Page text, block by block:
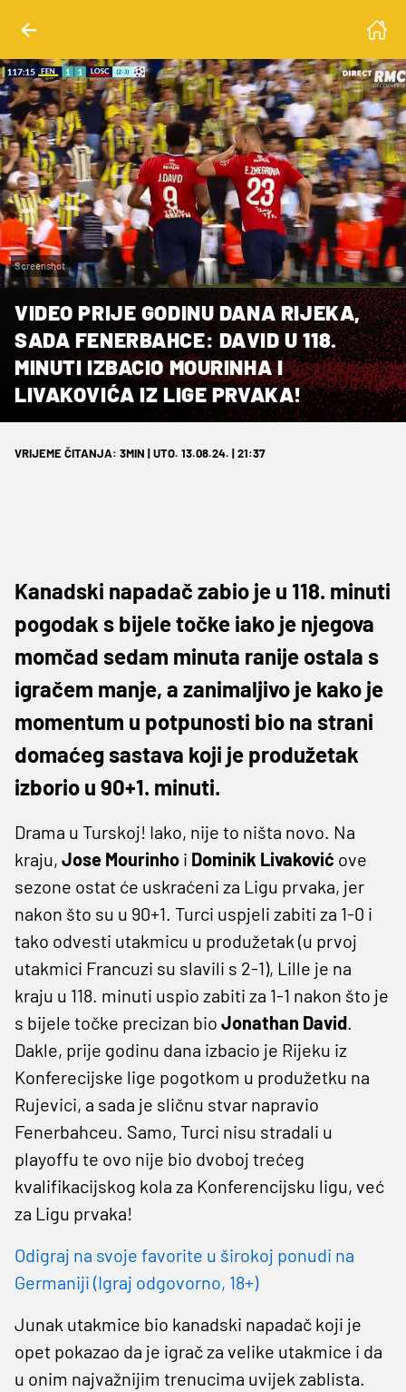
Screenshot
VIDEO PRIJE GODINU DANA RIJEKA,
SADA FENERBAHCE: DAVID U 118.
MINUTI IZBACIO MOURINHA I
LIVAKOVIĆA IZ LIGE PRVAKA!
VRIJEME ČITANJA: 3MIN | UTO. 13.08.24. | 21:37
Kanadski napadač zabio je u 118. minuti
pogodak s bijele točke iako je njegova
momčad sedam minuta ranije ostala s
igračem manje, a zanimaljivo je kako je
momentum u potpunosti bio na strani
domaćeg sastava koji je produžetak
izborio u 90+1. minuti.
Drama u Turskoj! Iako, nije to ništa novo. Na
kraju, Jose Mourinho i Dominik Livaković ove
sezone ostat će uskraćeni za Ligu prvaka, jer
nakon što su u 90+1. Turci uspjeli zabiti za 1-0 i
tako odvesti utakmicu u produžetak (u prvoj
utakmici Francuzi su slavili s 2-1), Lille je na
kraju u 118. minuti uspio zabiti za 1-1 nakon što je
s bijele točke precizan bio Jonathan David.
Dakle, prije godinu dana izbacio je Rijeku iz
Konferecijske lige pogotkom u produžetku na
Rujevici, a sada je sličnu stvar napravio
Fenerbahceu. Samo, Turci nisu stradali u
playoffu te ovo nije bio dvoboj trećeg
kvalifikacijskog kola za Konferencijsku ligu, već
za Ligu prvaka!
Odigraj na svoje favorite u širokoj ponudi na
Germaniji (Igraj odgovorno, 18+)
Junak utakmice bio kanadski napadač koji je
opet pokazao da je igrač za velike utakmice i da
u onim najvažnijim trenucima uvijek zablista.